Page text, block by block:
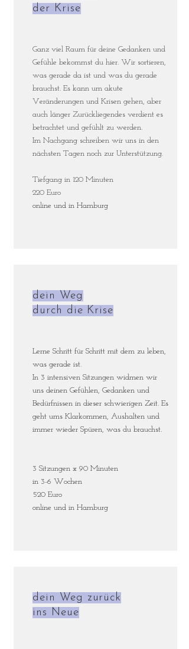
der Krise
Ganz viel Raum für deine Gedanken und
Gefühle bekommst du hier. Wir sortieren,
was gerade da ist und was du gerade
brauchst. Es kann um akute
Veränderungen und Krisen gehen, aber
auch länger Zurückliegendes verdient es
betrachtet und gefühlt zu werden.
Im Nachgang schreiben wir uns in den
nächsten Tagen noch zur Unterstützung.
Tiefgang in 120 Minuten
220 Euro
online und in Hamburg
dein Weg
durch die Krise
Lerne Schritt für Schritt mit dem zu leben,
was gerade ist.
In 3 intensiven Sitzungen widmen wir
uns deinen Gefühlen, Gedanken und
Bedürfnissen in dieser schwierigen Zeit. Es
geht ums Klarkommen, Aushalten und
immer wieder Spüren, was du brauchst.
3 Sitzungen x 90 Minuten
in 3-6 Wochen
520 Euro
online und in Hamburg
dein Weg zurück
ins Neue